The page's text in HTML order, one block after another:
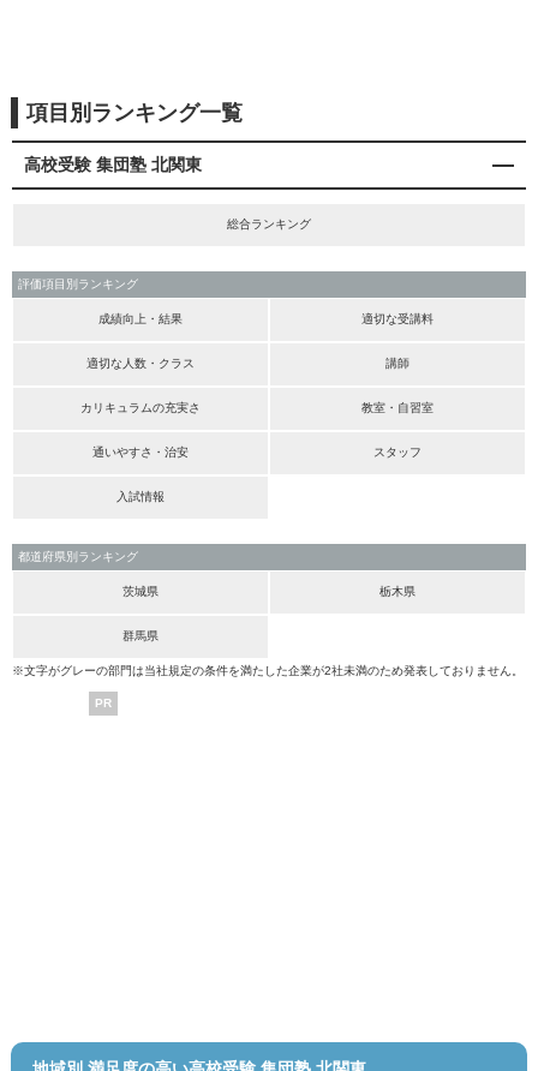
項目別ランキング一覧
高校受験 集団塾 北関東
総合ランキング
評価項目別ランキング
成績向上・結果 適切な受講料
適切な人数・クラス 講師
カリキュラムの充実さ 教室・自習室
通いやすさ・治安 スタッフ
入試情報
都道府県別ランキング
茨城県 栃木県
群馬県
※文字がグレーの部門は当社規定の条件を満たした企業が2社未満のため発表しておりません。
PR